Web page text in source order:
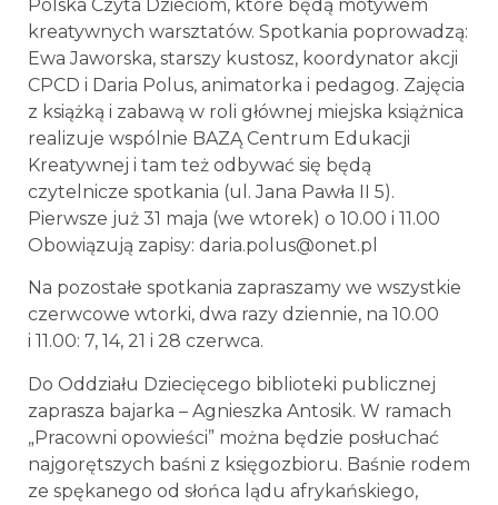
Polska Czyta Dzieciom, które będą motywem
kreatywnych warsztatów. Spotkania poprowadzą:
Ewa Jaworska, starszy kustosz, koordynator akcji
CPCD i Daria Polus, animatorka i pedagog. Zajęcia
z książką i zabawą w roli głównej miejska książnica
realizuje wspólnie BAZĄ Centrum Edukacji
Kreatywnej i tam też odbywać się będą
czytelnicze spotkania (ul. Jana Pawła II 5).
Pierwsze już 31 maja (we wtorek) o 10.00 i 11.00
Obowiązują zapisy: daria.polus@onet.pl
Na pozostałe spotkania zapraszamy we wszystkie
czerwcowe wtorki, dwa razy dziennie, na 10.00
i 11.00: 7, 14, 21 i 28 czerwca.
Do Oddziału Dziecięcego biblioteki publicznej
zaprasza bajarka – Agnieszka Antosik. W ramach
„Pracowni opowieści” można będzie posłuchać
najgorętszych baśni z księgozbioru. Baśnie rodem
ze spękanego od słońca lądu afrykańskiego,